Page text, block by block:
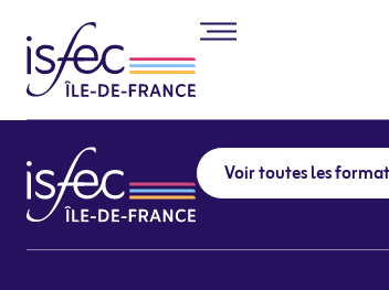
Voir toutes les